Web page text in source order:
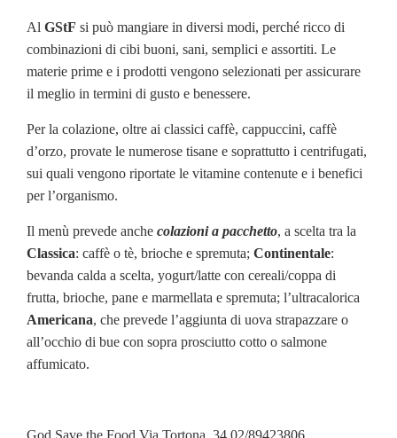
Al GStF si può mangiare in diversi modi, perché ricco di
combinazioni di cibi buoni, sani, semplici e assortiti. Le
materie prime e i prodotti vengono selezionati per assicurare
il meglio in termini di gusto e benessere.
Per la colazione, oltre ai classici caffè, cappuccini, caffè
d’orzo, provate le numerose tisane e soprattutto i centrifugati,
sui quali vengono riportate le vitamine contenute e i benefici
per l’organismo.
Il menù prevede anche colazioni a pacchetto, a scelta tra la
Classica: caffè o tè, brioche e spremuta; Continentale:
bevanda calda a scelta, yogurt/latte con cereali/coppa di
frutta, brioche, pane e marmellata e spremuta; l’ultracalorica
Americana, che prevede l’aggiunta di uova strapazzare o
all’occhio di bue con sopra prosciutto cotto o salmone
affumicato.
God Save the Food Via Tortona, 34 02/89423806